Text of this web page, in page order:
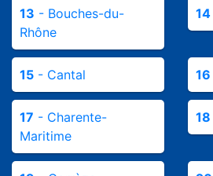
13 - Bouches-du-
Rhône
14
15 - Cantal 16
17 - Charente-
Maritime
18